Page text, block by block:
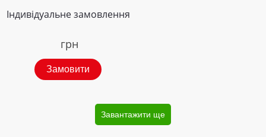
Індивідуальне замовлення
грн
Замовити
Завантажити ще